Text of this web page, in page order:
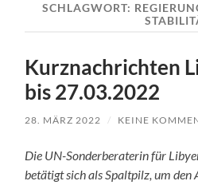
SCHLAGWORT:
Kurznachrichten
bis 27.03.2022
28. MÄRZ 2022 / KEINE
Die UN-Sonderberaterin für
betätigt sich als Spaltpilz, um den